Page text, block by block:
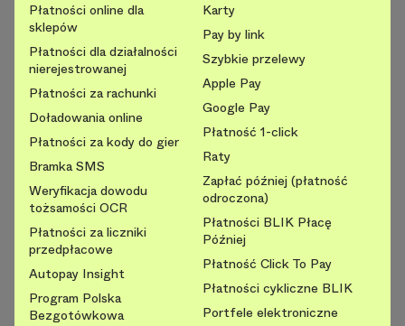
Płatności online dla
sklepów
Płatności dla działalności
nierejestrowanej
Płatności za rachunki
Doładowania online
Płatności za kody do gier
Bramka SMS
Weryfikacja dowodu
tożsamości OCR
Płatności za liczniki
przedpłacowe
Autopay Insight
Program Polska
Bezgotówkowa
Karty
Pay by link
Szybkie przelewy
Apple Pay
Google Pay
Płatność 1-click
Raty
Zapłać później (płatność
odroczona)
Płatności BLIK Płacę
Później
Płatność Click To Pay
Płatności cykliczne BLIK
Portfele elektroniczne